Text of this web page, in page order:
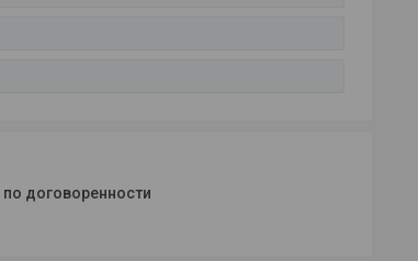
по договоренности